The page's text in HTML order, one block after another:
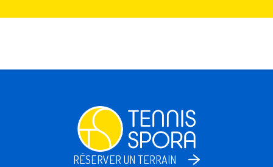
RÉSERVER UN TERRAIN